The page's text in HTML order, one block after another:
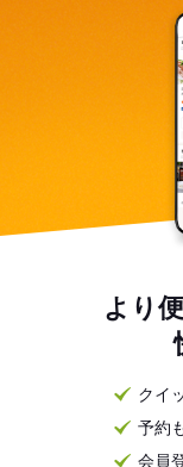
より
クイ
予約
会員